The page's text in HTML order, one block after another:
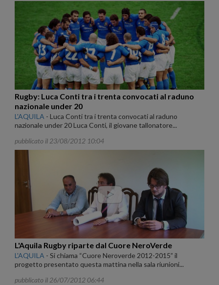
Rugby: Luca Conti tra i trenta convocati al raduno
nazionale under 20
L'AQUILA - Luca Conti tra i trenta convocati al raduno
nazionale under 20 Luca Conti, il giovane tallonatore...
pubblicato il 23/08/2012 10:04
L'Aquila Rugby riparte dal Cuore NeroVerde
L'AQUILA - Si chiama “Cuore Neroverde 2012-2015” il
progetto presentato questa mattina nella sala riunioni...
pubblicato il 26/07/2012 06:44